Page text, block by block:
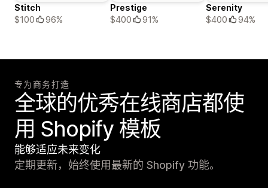
Stitch
$100
96%
Prestige
$400
91%
Serenity
$400
94%
专为商务打造
全球的优秀在线商店都使
用 Shopify 模板
能够适应未来变化
定期更新，始终使用最新的 Shopify 功能。